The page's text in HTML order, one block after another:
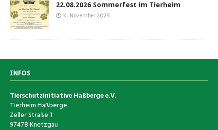
22.08.2026 Sommerfest im Tierheim
4. November 2025
INFOS
Tierschutzinitiative Haßberge e.V.
Tierheim Haßberge
Zeller Straße 1
97478 Knetzgau